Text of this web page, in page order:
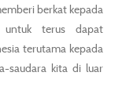
berkat kepada
untuk terus dapat
terutama kepada
saudara kita di luar